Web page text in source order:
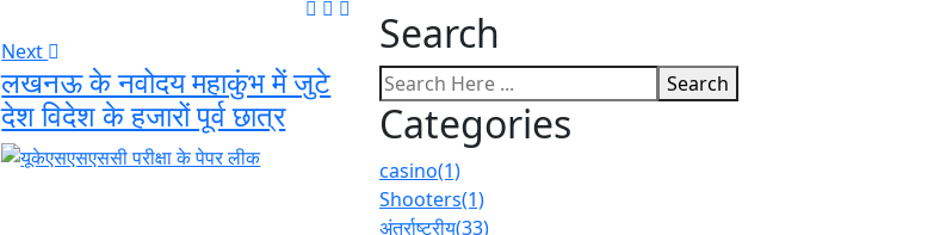
Next
लखनऊ के नवोदय महाकुंभ में जुटे
देश विदेश के हजारों पूर्व छात्र
Search
Search
Categories
casino(1)
Shooters(1)
अंतर्राष्ट्रीय(33)